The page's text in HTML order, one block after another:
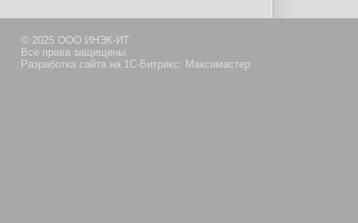
© 2025 ООО ИНЭК-ИТ
Все права защищены
Разработка сайта на 1С-Битрикс: Максимастер